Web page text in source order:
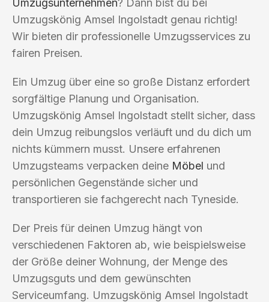
Umzugsunternehmen? Dann bist du bei
Umzugskönig Amsel Ingolstadt genau richtig!
Wir bieten dir professionelle Umzugsservices zu
fairen Preisen.
Ein Umzug über eine so große Distanz erfordert
sorgfältige Planung und Organisation.
Umzugskönig Amsel Ingolstadt stellt sicher, dass
dein Umzug reibungslos verläuft und du dich um
nichts kümmern musst. Unsere erfahrenen
Umzugsteams verpacken deine Möbel und
persönlichen Gegenstände sicher und
transportieren sie fachgerecht nach Tyneside.
Der Preis für deinen Umzug hängt von
verschiedenen Faktoren ab, wie beispielsweise
der Größe deiner Wohnung, der Menge des
Umzugsguts und dem gewünschten
Serviceumfang. Umzugskönig Amsel Ingolstadt